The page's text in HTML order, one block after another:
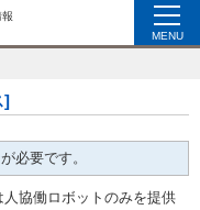
MENU
]
が必要です。
協働ロボットのみを提供